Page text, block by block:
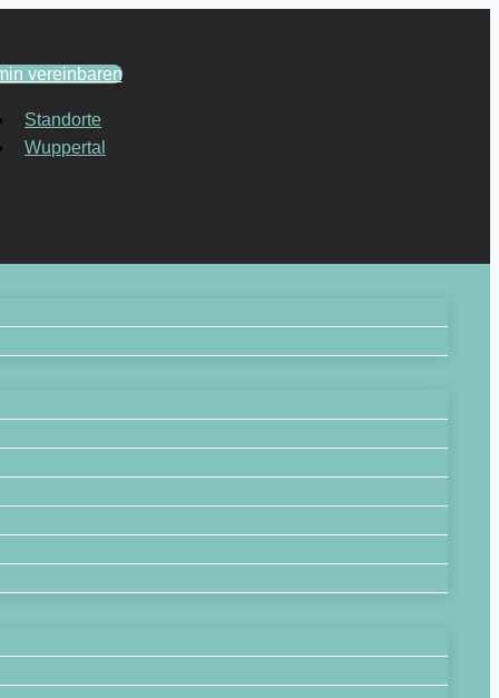
vereinbaren
Standorte
Wuppertal